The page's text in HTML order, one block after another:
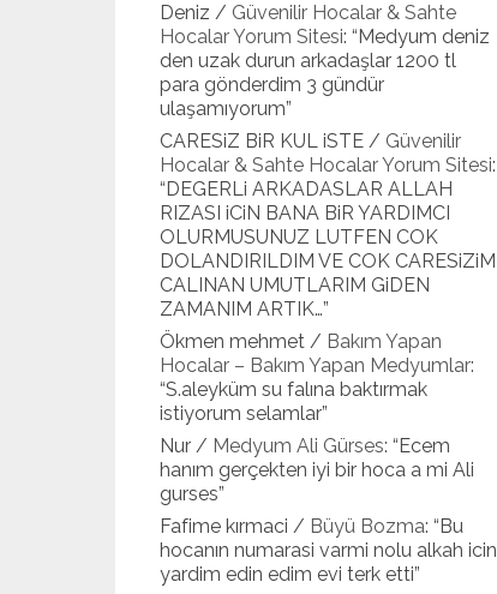
Deniz / Güvenilir Hocalar & Sahte
Hocalar Yorum Sitesi: “Medyum deniz
den uzak durun arkadaşlar 1200 tl
para gönderdim 3 gündür
ulaşamıyorum”
CARESiZ BiR KUL iSTE / Güvenilir
Hocalar & Sahte Hocalar Yorum Sitesi:
“DEGERLi ARKADASLAR ALLAH
RIZASI iCiN BANA BiR YARDIMCI
OLURMUSUNUZ LUTFEN COK
DOLANDIRILDIM VE COK CARESiZiM
CALINAN UMUTLARIM GiDEN
ZAMANIM ARTIK…”
Ökmen mehmet / Bakım Yapan
Hocalar – Bakım Yapan Medyumlar:
“S.aleyküm su falına baktırmak
istiyorum selamlar”
Nur / Medyum Ali Gürses: “Ecem
hanım gerçekten iyi bir hoca a mi Ali
gurses”
Fafime kırmaci / Büyü Bozma: “Bu
hocanın numarasi varmi nolu alkah icin
yardim edin edim evi terk etti”